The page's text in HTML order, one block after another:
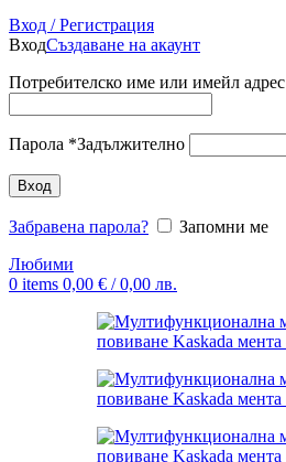
Вход / Регистрация
ВходСъздаване на акаунт
Потребителско име или имейл адрес
Парола *Задължително
Вход
Забравена парола?
Запомни ме
Любими
0 items 0,00 € / 0,00 лв.